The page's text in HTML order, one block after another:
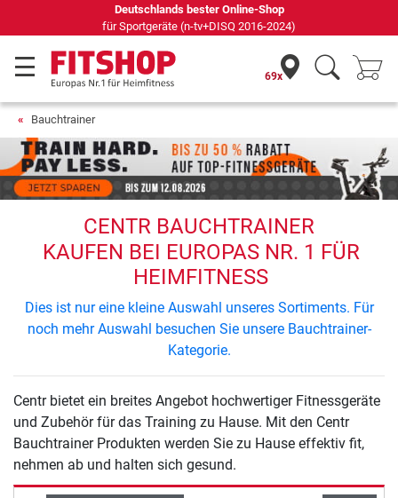
Deutschlands bester Online-Shop
für Sportgeräte (n-tv+DISQ 2016-2024)
69x
Bauchtrainer
CENTR BAUCHTRAINER
KAUFEN BEI EUROPAS NR. 1 FÜR
HEIMFITNESS
Dies ist nur eine kleine Auswahl unseres Sortiments. Für
noch mehr Auswahl besuchen Sie unsere Bauchtrainer-
Kategorie.
Centr bietet ein breites Angebot hochwertiger Fitnessgeräte
und Zubehör für das Training zu Hause. Mit den Centr
Bauchtrainer Produkten werden Sie zu Hause effektiv fit,
nehmen ab und halten sich gesund.